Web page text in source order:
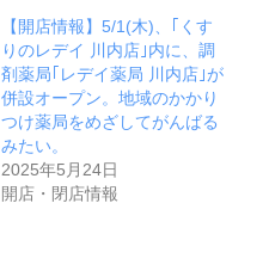
【開店情報】5/1(木)、｢くす
りのレデイ 川内店｣内に、調
剤薬局｢レデイ薬局 川内店｣が
併設オープン。地域のかかり
つけ薬局をめざしてがんばる
みたい。
2025年5月24日
開店・閉店情報